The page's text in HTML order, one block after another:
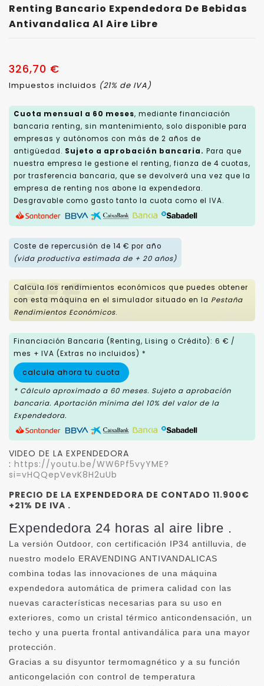
Renting Bancario Expendedora De Bebidas
Antivandalica Al Aire Libre
326,70 €
Impuestos incluidos (21% de IVA)
Cuota mensual a 60 meses, mediante financiación
bancaria renting, sin mantenimiento, solo disponible para
empresas y autónomos con más de 2 años de
antigüedad. Sujeto a aprobación bancaria. Para que
nuestra empresa le gestione el renting, fianza de 4 cuotas,
por trasferencia bancaria, que se devolverá una vez que la
empresa de renting nos abone la expendedora.
Desgravable como gasto tanto la cuota como el IVA.
Coste de repercusión de 14 € por año
(vida productiva estimada de + 20 años)
Calcula los rendimientos económicos que puedes obtener
con esta máquina en el simulador situado en la Pestaña
Rendimientos Económicos.
Financiación Bancaria (Renting, Lising o Crédito): 6 € /
mes + IVA (Extras no incluidos) *
calcula ahora tu cuota
* Cálculo aproximado a 60 meses. Sujeto a aprobación
bancaria. Aportación mínima del 10% del valor de la
Expendedora.
VIDEO DE LA EXPENDEDORA
: https://youtu.be/WW6Pf5vyYME?
si=vHQQepVevK8H2uUb
PRECIO DE LA EXPENDEDORA DE CONTADO 11.900€
+21% DE IVA .
Expendedora 24 horas al aire libre .
La versión Outdoor, con certificación IP34 antilluvia, de
nuestro modelo ERAVENDING ANTIVANDALICAS
combina todas las innovaciones de una máquina
expendedora automática de primera calidad con las
nuevas características necesarias para su uso en
exteriores, como un cristal térmico anticondensación, un
techo y una puerta frontal antivandálica para una mayor
protección.
Gracias a su disyuntor termomagnético y a su función
anticongelación con control de temperatura